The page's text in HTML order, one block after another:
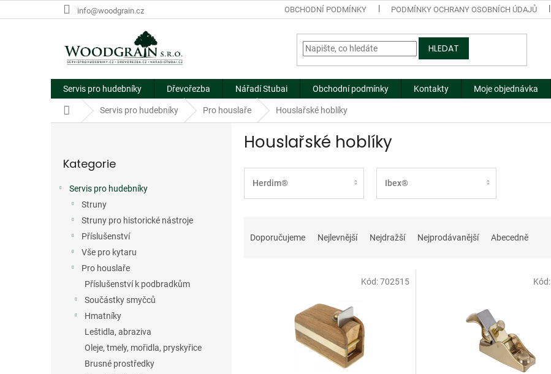
na
info@woodgrain.cz OBCHODNÍ PODMÍNKY PODMÍNKY OCHRANY OSOBNÍCH ÚDAJŮ
HLEDAT
Servis pro hudebníky Dřevořezba Nářadí Stubai Obchodní podmínky Kontakty Moje objednávka
Domů Servis pro hudebníky Pro houslaře Houslařské hoblíky
kategorie
Kategorie
Servis pro hudebníky
Struny
Struny pro historické nástroje
Příslušenství
Vše pro kytaru
Pro houslaře
Příslušenství k podbradkům
Součástky smyčců
Hmatníky
Leštidla, abraziva
Oleje, tmely, mořidla, pryskyřice
Brusné prostředky
Houslařské hoblíky
Herdim® Ibex®
aDoporučujeme Nejlevnější Nejdražší Nejprodávanější Abecedně
Kód:702515 Kód: